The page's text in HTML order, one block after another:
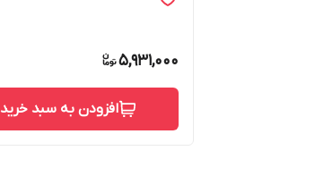
5,931,000
افزودن به سبد خرید